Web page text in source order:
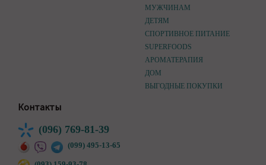
МУЖЧИНАМ
ДЕТЯМ
СПОРТИВНОЕ ПИТАНИЕ
SUPERFOODS
АРОМАТЕРАПИЯ
ДОМ
ВЫГОДНЫЕ ПОКУПКИ
Контакты
(096) 769-81-39
(099) 495-13-65